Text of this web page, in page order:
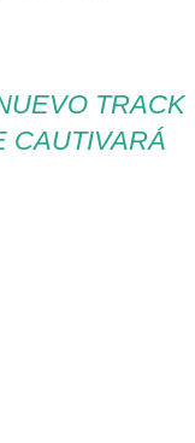
TRACK
CAUTIVARÁ